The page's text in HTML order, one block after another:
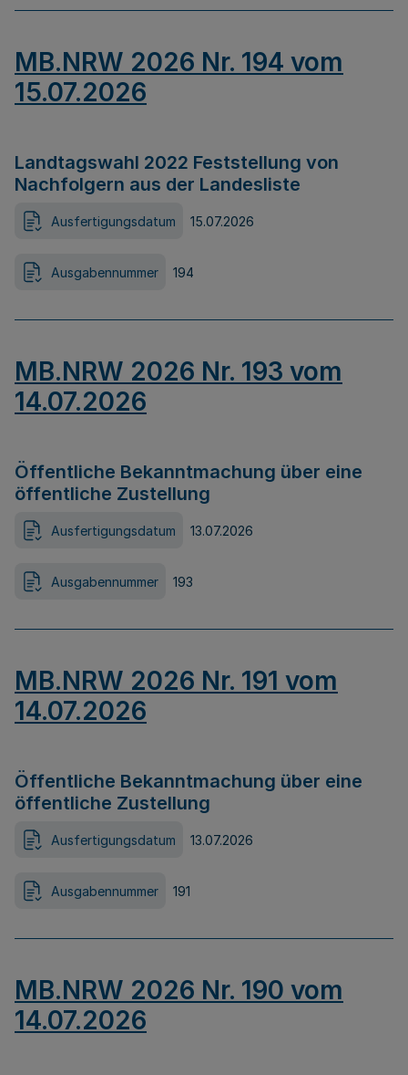
MB.NRW 2026 Nr. 194 vom
15.07.2026
Landtagswahl 2022 Feststellung von
Nachfolgern aus der Landesliste
Ausfertigungsdatum 15.07.2026
Ausgabennummer 194
MB.NRW 2026 Nr. 193 vom
14.07.2026
Öffentliche Bekanntmachung über eine
öffentliche Zustellung
Ausfertigungsdatum 13.07.2026
Ausgabennummer 193
MB.NRW 2026 Nr. 191 vom
14.07.2026
Öffentliche Bekanntmachung über eine
öffentliche Zustellung
Ausfertigungsdatum 13.07.2026
Ausgabennummer 191
MB.NRW 2026 Nr. 190 vom
14.07.2026